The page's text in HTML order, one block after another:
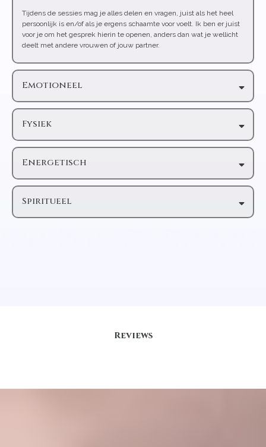
Tijdens de sessies mag je alles delen en vragen, juist als het heel
persoonlijk is en/of als je ergens schaamte voor voelt. Ik ben er juist
voor je om het gesprek hierin te openen, anders dan wat je wellicht
deelt met andere vrouwen of jouw partner.
Emotioneel
Fysiek
Energetisch
Spiritueel
Reviews